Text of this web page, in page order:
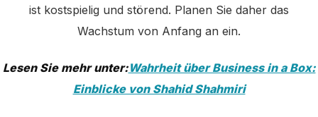
ist kostspielig und störend. Planen Sie daher das
Wachstum von Anfang an ein.
Lesen Sie mehr unter:Wahrheit über Business in a Box:
Einblicke von Shahid Shahmiri